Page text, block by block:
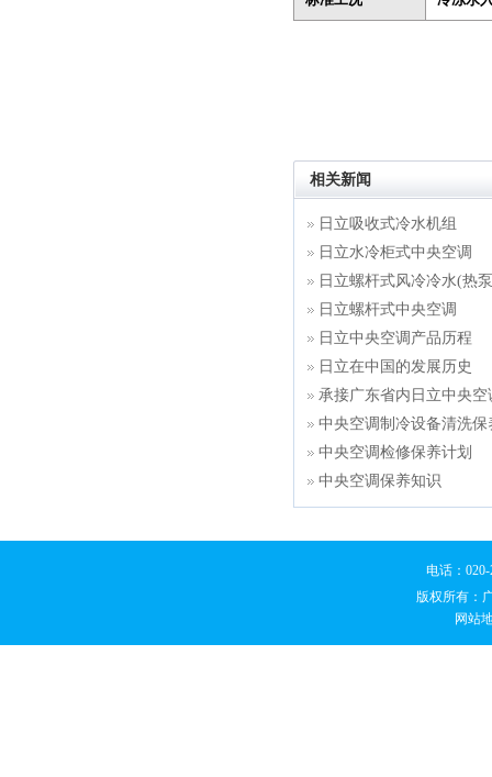
相关新闻
日立吸收式冷水机组
日立水冷柜式中央空调
日立螺杆式风冷冷水(热
日立螺杆式中央空调
日立中央空调产品历程
日立在中国的发展历史
承接广东省内日立中央
中央空调制冷设备清洗保
中央空调检修保养计划
中央空调保养知识
电话：
版权所有：
网站